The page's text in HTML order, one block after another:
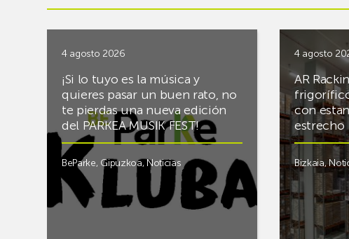
4 agosto 2026
¡Si lo tuyo es la música y
quieres pasar un buen rato, no
te pierdas una nueva edición
del PARKEA MUSIK FEST!
BeParke, Gipuzkoa,Noticias
4 agosto
AR
con
estrecho
Bizkaia,